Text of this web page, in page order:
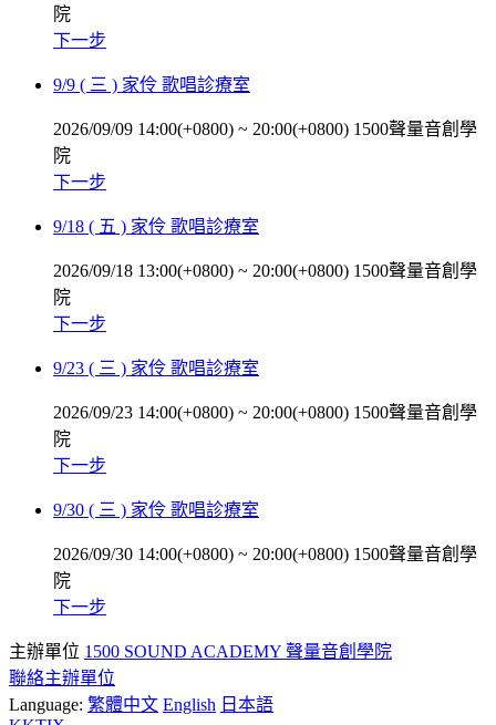
院
下一步
9/9 ( 三 ) 家伶 歌唱診療室
2026/09/09 14:00(+0800) ~ 20:00(+0800) 1500聲量音創學
院
下一步
9/18 ( 五 ) 家伶 歌唱診療室
2026/09/18 13:00(+0800) ~ 20:00(+0800) 1500聲量音創學
院
下一步
9/23 ( 三 ) 家伶 歌唱診療室
2026/09/23 14:00(+0800) ~ 20:00(+0800) 1500聲量音創學
院
下一步
9/30 ( 三 ) 家伶 歌唱診療室
2026/09/30 14:00(+0800) ~ 20:00(+0800) 1500聲量音創學
院
下一步
主辦單位 1500 SOUND ACADEMY 聲量音創學院
聯絡主辦單位
Language: 繁體中文 English 日本語